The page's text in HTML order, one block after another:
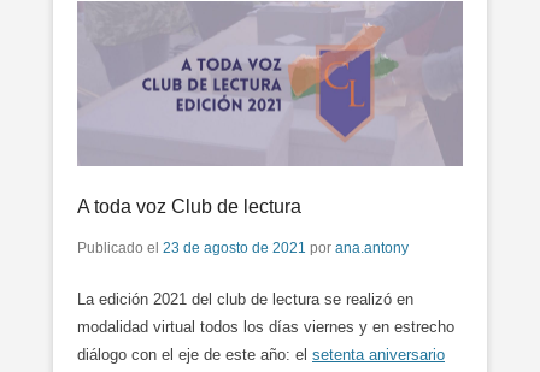
A toda voz Club de lectura
Publicado el 23 de agosto de 2021 por ana.antony
La edición 2021 del club de lectura se realizó en
modalidad virtual todos los días viernes y en estrecho
diálogo con el eje de este año: el setenta aniversario